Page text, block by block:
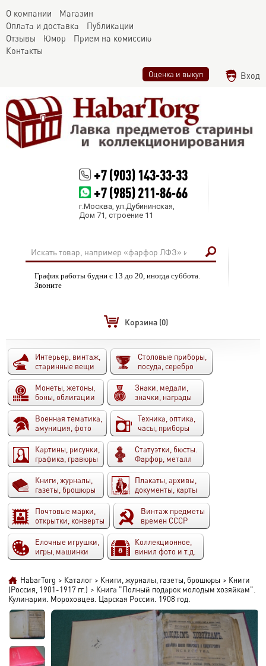
О компании
Магазин
Оплата и доставка
Публикации
Отзывы
Юмор
Прием на комиссию
Контакты
Оценка и выкуп Вход
+7 (903) 143-33-33
+7 (985) 211-86-66
г.Москва, ул.Дубининская,
Дом 71, строение 11
График работы будни с 13 до 20, иногда суббота.
Звоните
Корзина (0)
Интерьер, винтаж,
старинные вещи
Столовые приборы,
посуда, серебро
Монеты, жетоны,
боны, облигации
Знаки, медали,
значки, награды
Военная тематика,
амуниция, фото
Техника, оптика,
часы, приборы
Картины, рисунки,
графика, гравюры
Статуэтки, бюсты.
Фарфор, металл
Книги, журналы,
газеты, брошюры
Плакаты, архивы,
документы, карты
Почтовые марки,
открытки, конверты
Винтаж предметы
времен СССР
Елочные игрушки,
игры, машинки
Коллекционное,
винил фото и т.д.
HabarTorg > Каталог > Книги, журналы, газеты, брошюры > Книги
(Россия, 1901-1917 гг.) > Книга "Полный подарок молодым хозяйкам".
Кулинария. Мороховцев. Царская Россия. 1908 год.